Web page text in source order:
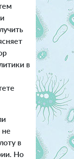
в
не
в
Но